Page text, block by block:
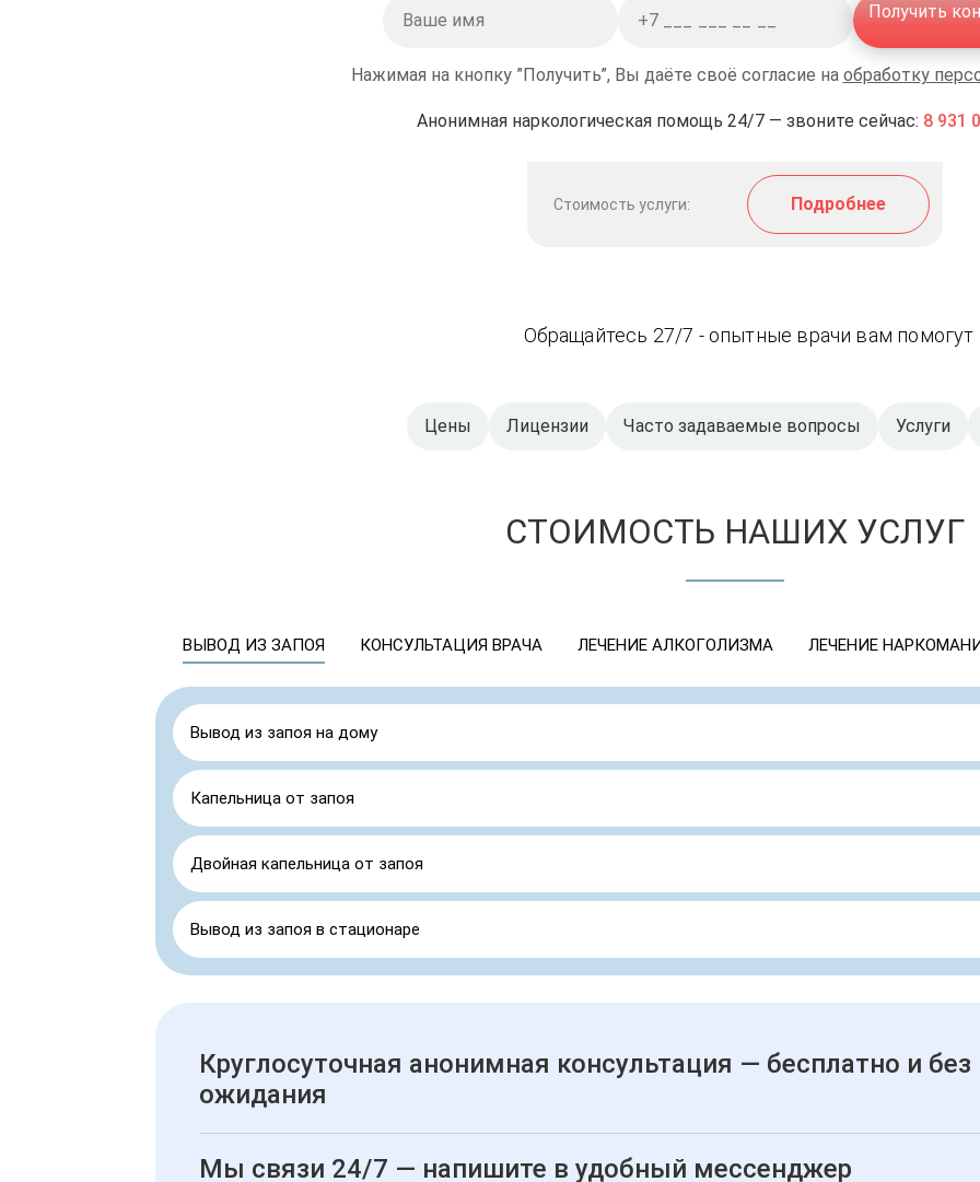
Получить
Нажимая на кнопку ”Получить”, Вы даёте своё согласие на обработку
Анонимная наркологическая помощь 24/7 — звоните сейчас: 8 931
Стоимость услуги: Подробнее
Обращайтесь 27/7 - опытные врачи вам помогут
Цены Лицензии Часто задаваемые вопросы Услуги
СТОИМОСТЬ НАШИХ УСЛУГ
ВЫВОД ИЗ ЗАПОЯ КОНСУЛЬТАЦИЯ ВРАЧА ЛЕЧЕНИЕ АЛКОГОЛИЗМА ЛЕЧЕНИЕ
Вывод из запоя на дому
Капельница от запоя
Двойная капельница от запоя
Вывод из запоя в стационаре
Круглосуточная анонимная консультация — бесплатно и без
ожидания
Мы связи 24/7 — напишите в удобный мессенджер